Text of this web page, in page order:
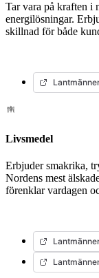
Tar vara på kraften i
energilösningar.
skillnad för både
Livsmedel
Erbjuder smakrika,
Nordens mest
förenklar vardagen